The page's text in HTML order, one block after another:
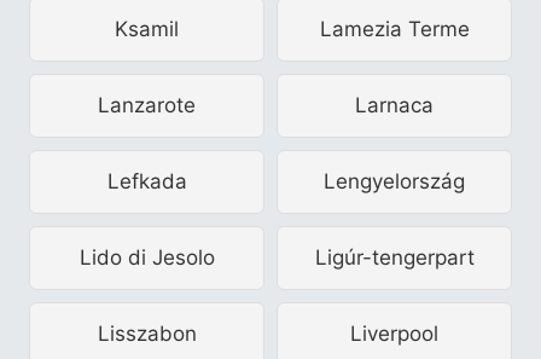
Ksamil Lamezia Terme
Lanzarote Larnaca
Lefkada Lengyelország
Lido di Jesolo Ligúr-tengerpart
Lisszabon Liverpool